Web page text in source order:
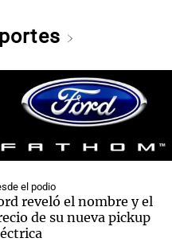
el podio
reveló el nombre y el
de su nueva pickup
Notas